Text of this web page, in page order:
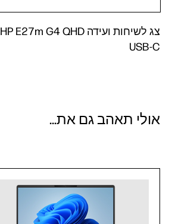
צג לשיחות ועידה HP E27m G4 QHD
USB-C
אולי תאהב גם את...